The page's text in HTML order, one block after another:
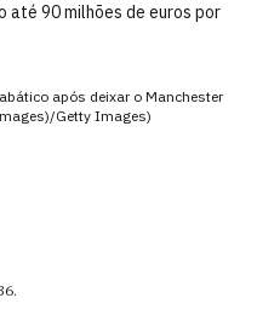
90 milhões de euros por
após deixar o Manchester
Getty Images)
.